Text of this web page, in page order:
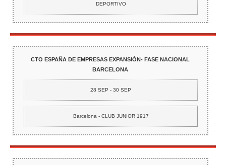
DEPORTIVO
CTO ESPAÑA DE EMPRESAS EXPANSIÓN- FASE NACIONAL
BARCELONA
28 SEP - 30 SEP
Barcelona - CLUB JUNIOR 1917